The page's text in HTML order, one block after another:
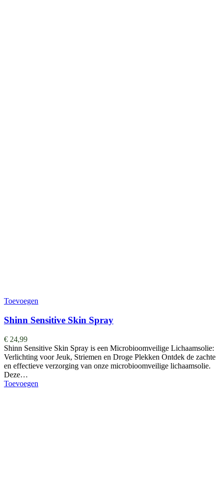
Toevoegen
Shinn Sensitive Skin Spray
€ 24,99
Shinn Sensitive Skin Spray is een Microbioomveilige Lichaamsolie:
Verlichting voor Jeuk, Striemen en Droge Plekken Ontdek de zachte
en effectieve verzorging van onze microbioomveilige lichaamsolie.
Deze…
Toevoegen